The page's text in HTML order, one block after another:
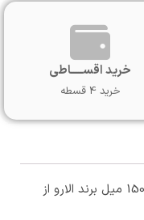
خرید اقســـــاطی
خرید 4 قسطه
خرید فوم شستو صورت کامفورتینگ 150 میل برند الارو از